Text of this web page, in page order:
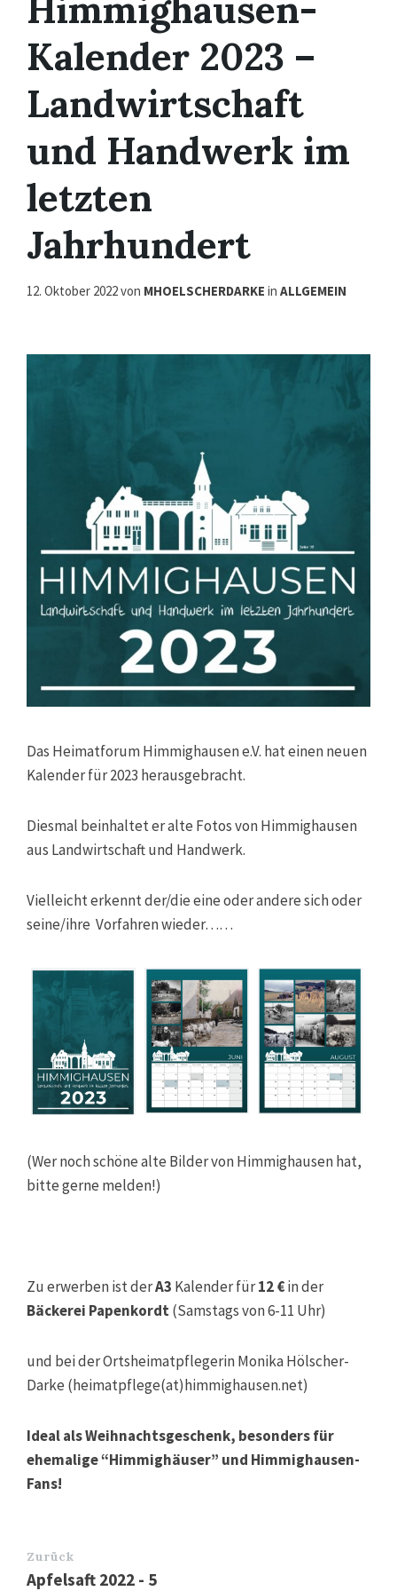
Kalender 2023 –
Landwirtschaft
und Handwerk im
letzten
Jahrhundert
12. Oktober 2022von MHOELSCHERDARKE in ALLGEMEIN
Das Heimatforum Himmighausen e.V. hat einen neuen
Kalender für 2023 herausgebracht.
Diesmal beinhaltet er alte Fotos von Himmighausen
aus Landwirtschaft und Handwerk.
Vielleicht erkennt der/die eine oder andere sich oder
seine/ihre Vorfahren wieder……
(Wer noch schöne alte Bilder von Himmighausen hat,
bitte gerne melden!)
Zu erwerben ist derA3 Kalender für12 €in der
Bäckerei Papenkordt(Samstags von 6-11 Uhr)
und bei der Ortsheimatpflegerin Monika Hölscher-
Darke (heimatpflege(at)himmighausen.net)
Ideal als Weihnachtsgeschenk, besonders für
ehemalige “Himmighäuser” und Himmighausen-
Fans!
Zurück
Apfelsaft 2022 - 5